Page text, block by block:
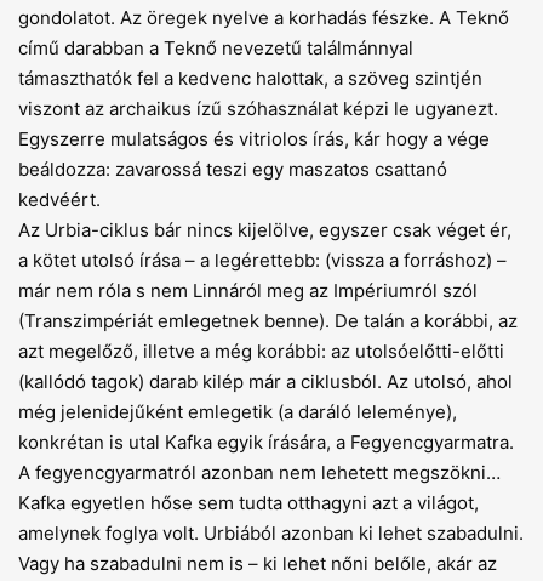
gondolatot. Az öregek nyelve a korhadás fészke. A Teknő
című darabban a Teknő nevezetű találmánnyal
támaszthatók fel a kedvenc halottak, a szöveg szintjén
viszont az archaikus ízű szóhasználat képzi le ugyanezt.
Egyszerre mulatságos és vitriolos írás, kár hogy a vége
beáldozza: zavarossá teszi egy maszatos csattanó
kedvéért.
Az Urbia-ciklus bár nincs kijelölve, egyszer csak véget ér,
a kötet utolsó írása – a legérettebb: (vissza a forráshoz) –
már nem róla s nem Linnáról meg az Impériumról szól
(Transzimpériát emlegetnek benne). De talán a korábbi, az
azt megelőző, illetve a még korábbi: az utolsóelőtti-előtti
(kallódó tagok) darab kilép már a ciklusból. Az utolsó, ahol
még jelenide­jűként emlegetik (a daráló leleménye),
konkrétan is utal Kafka egyik írására, a Fegyencgyarmatra.
A fegyencgyarmatról azonban nem lehetett megszökni…
Kafka egyetlen hőse sem tudta otthagyni azt a világot,
amelynek foglya volt. Urbiából azonban ki lehet szabadulni.
Vagy ha szabadulni nem is – ki lehet nőni belőle, akár az